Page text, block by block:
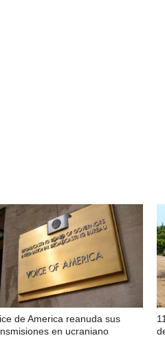
de America reanuda sus
en ucraniano